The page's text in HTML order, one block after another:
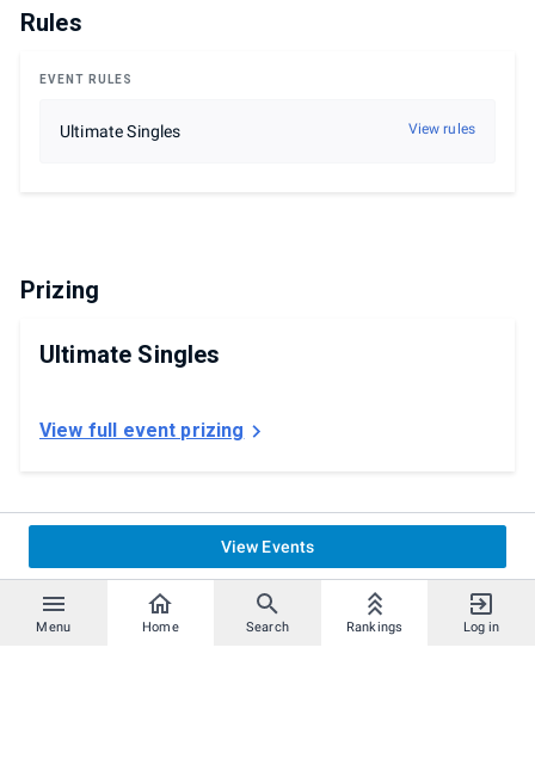
Menu Home Search Rankings Log in
Rules
EVENT RULES
Ultimate Singles View rules
Prizing
Ultimate Singles
View full event prizing
View Events